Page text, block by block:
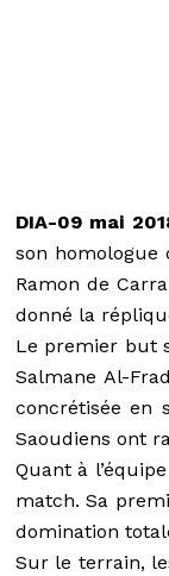
DIA-09 mai
son homologue
Ramon de
donné la
Le premier but
Salmane Al-
concrétisée en
Saoudiens ont
Quant à
match. Sa
domination
Sur le terrain,